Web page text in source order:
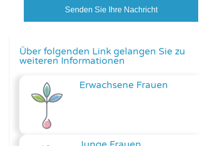
Senden Sie Ihre Nachricht
Über folgenden Link gelangen Sie zu
weiteren Informationen
Erwachsene Frauen